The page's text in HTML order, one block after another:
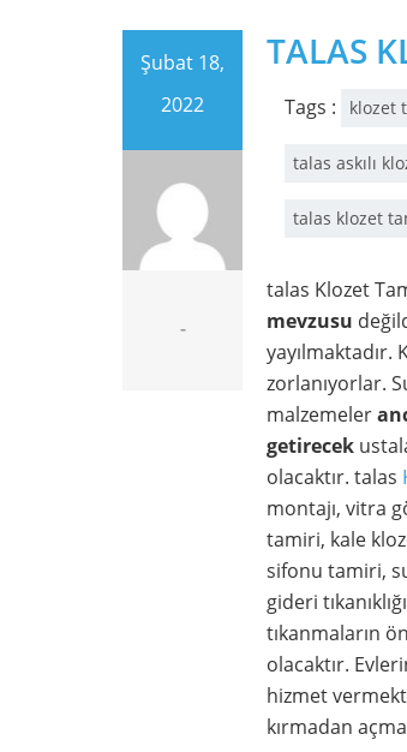
Şubat 18,
2022
-
TALAS
Tags : klozet
talas askılı
talas klozet
talas Klozet
mevzusu
yayılmaktadır.
zorlanıyorlar.
malzemeler
getirecek
olacaktır. talas
montajı, vitra
tamiri, kale
sifonu tamiri,
gideri
tıkanmaların
olacaktır.
hizmet
kırmadan